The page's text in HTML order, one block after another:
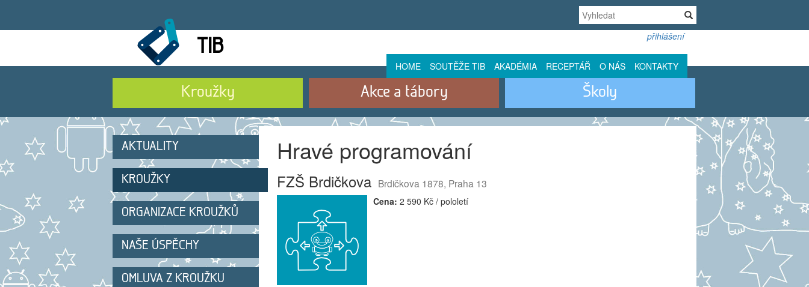
TIB
přihlášení
HOME SOUTĚŽE TIB AKADÉMIA RECEPTÁŘ O NÁS KONTAKTY
Kroužky Akce a tábory Školy
AKTUALITY
KROUŽKY
ORGANIZACE KROUŽKŮ
NAŠE ÚSPĚCHY
OMLUVA Z KROUŽKU
Hravé programování
FZŠ Brdičkova Brdičkova 1878, Praha 13
Cena: 2 590 Kč / pololetí